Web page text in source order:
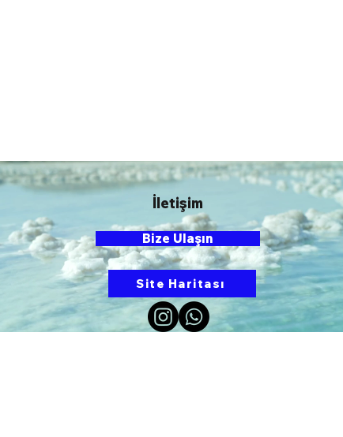
İletişim
Bize Ulaşın
Site Haritası